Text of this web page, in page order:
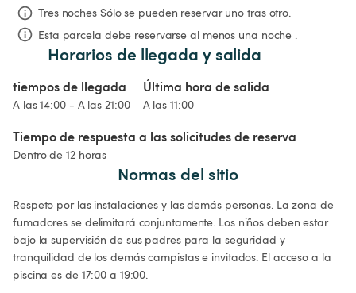
Tres noches Sólo se pueden reservar uno tras otro.
Esta parcela debe reservarse al menos una noche .
Horarios de llegada y salida
tiempos de llegada
A las 14:00 - A las 21:00
Última hora de salida
A las 11:00
Tiempo de respuesta a las solicitudes de reserva
Dentro de 12 horas
Normas del sitio
Respeto por las instalaciones y las demás personas. La zona de
fumadores se delimitará conjuntamente. Los niños deben estar
bajo la supervisión de sus padres para la seguridad y
tranquilidad de los demás campistas e invitados. El acceso a la
piscina es de 17:00 a 19:00.